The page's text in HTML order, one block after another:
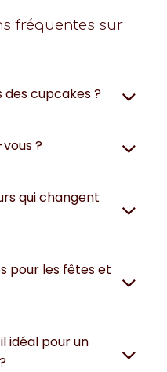
fréquentes sur
des cupcakes ?
?
qui changent
pour les fêtes et
idéal pour un